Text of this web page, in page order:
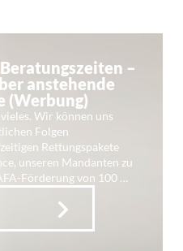
–
anstehende
(Werbung)
Wir können uns
Folgen
Rettungspakete
unseren Mandanten zu
Förderung von 100 …